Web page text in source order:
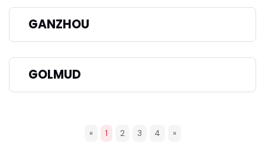
GANZHOU
GOLMUD
« 1 2 3 4 »